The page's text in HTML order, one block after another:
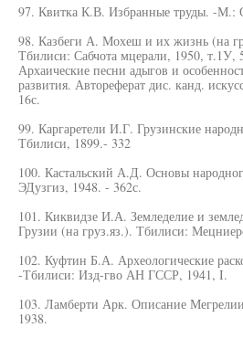
97. Квитка К.В. Избранные труды. -М.:
98. Казбеги А. Мохеш и их жизнь (на
Тбилиси: Сабчота мцерали, 1950,
Архаические песни адыгов и
развития. Автореферат дис. канд.
16с.
99. Каргаретели И.Г. Грузинские
Тбилиси, 1899.- 332
100. Кастальский А.Д. Основы
ЭДузгиз, 1948. - 362с.
101. Киквидзе И.А. Земледелие и
Грузии (на груз.яз.). Тбилиси:
102. Куфтин Б.А. Археологические
-Тбилиси: Изд-гво АН ГССР, 1941, I.
103. Ламберти Арк. Описание
1938.